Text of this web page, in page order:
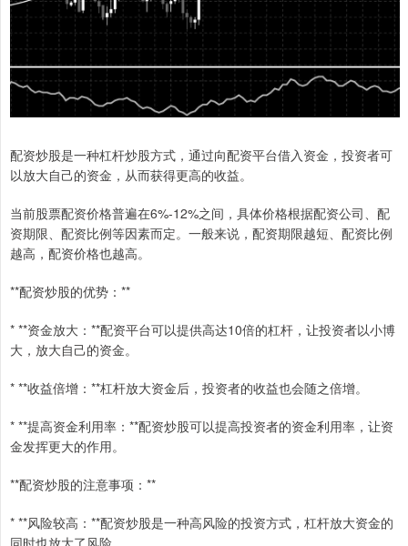
配资炒股是一种杠杆炒股方式，通过向配资平台借入资金，投资者可
以放大自己的资金，从而获得更高的收益。
当前股票配资价格普遍在6%-12%之间，具体价格根据配资公司、配
资期限、配资比例等因素而定。一般来说，配资期限越短、配资比例
越高，配资价格也越高。
**配资炒股的优势：**
* **资金放大：**配资平台可以提供高达10倍的杠杆，让投资者以小博
大，放大自己的资金。
* **收益倍增：**杠杆放大资金后，投资者的收益也会随之倍增。
* **提高资金利用率：**配资炒股可以提高投资者的资金利用率，让资
金发挥更大的作用。
**配资炒股的注意事项：**
* **风险较高：**配资炒股是一种高风险的投资方式，杠杆放大资金的